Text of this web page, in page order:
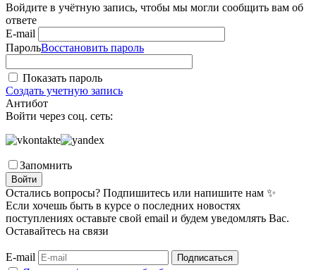
Войдите в учётную запись, чтобы мы могли сообщить вам об
ответе
E-mail
ПарольВосстановить пароль
Показать пароль
Создать учетную запись
Антибот
Войти через соц. сеть:
Запомнить
Войти
Остались вопросы? Подпишитесь или напишите нам ✨
Если хочешь быть в курсе о последних новостях
поступлениях оставьте свой email и будем уведомлять Вас.
Оставайтесь на связи
E-mail Подписаться